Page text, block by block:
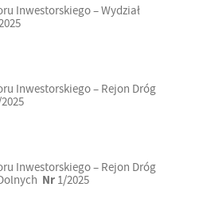
Inwestorskiego – Wydział
Inwestorskiego – Rejon Dróg
Inwestorskiego – Rejon Dróg
Nr 1/2025